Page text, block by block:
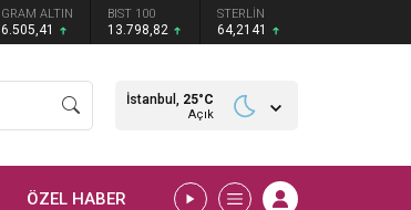
GRAM ALTIN
6.505,41
BIST 100
13.798,82
STERLİN
64,2141
İstanbul, 25°C
Açık
ÖZEL HABER